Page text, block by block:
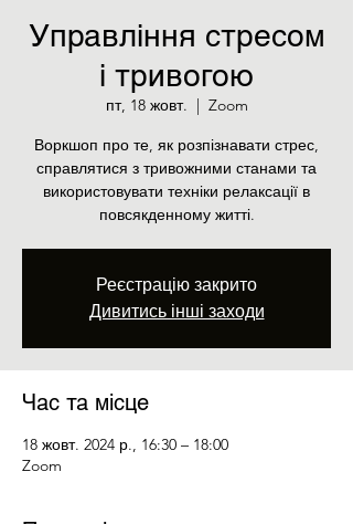
Управління стресом
і тривогою
пт, 18 жовт.
  |
Zoom
Воркшоп про те, як розпізнавати стрес,
справлятися з тривожними станами та
використовувати техніки релаксації в
повсякденному житті.
Реєстрацію закрито
Дивитись інші заходи
Час та місце
18 жовт. 2024 р., 16:30 – 18:00
Zoom